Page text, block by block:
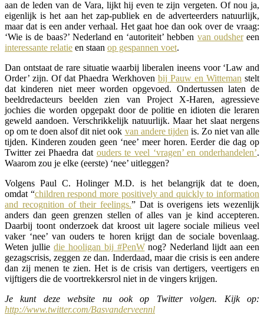
aan de leden van de Vara, lijkt hij even te zijn vergeten. Of nou ja,
eigenlijk is het aan het zap-publiek en de adverteerders natuurlijk,
maar dat is een ander verhaal. Het gaat hoe dan ook over de vraag:
‘Wie is de baas?’ Nederland en ‘autoriteit’ hebben van oudshereen
interessante relatie en staan op gespannen voet.
Dan ontstaat de rare situatie waarbij liberalen ineens voor ‘Law and
Order’ zijn. Of dat Phaedra Werkhoven bij Pauw en Witteman stelt
dat kinderen niet meer worden opgevoed. Ondertussen laten de
beeldredacteurs beelden zien van Project X-Haren, agressieve
jochies die worden opgepakt door de politie en idioten die leraren
geweld aandoen. Verschrikkelijk natuurlijk. Maar het slaat nergens
op om te doen alsof dit niet ook van andere tijden is. Zo niet van alle
tijden. Kinderen zouden geen ‘nee’ meer horen. Eerder die dag op
Twitter zei Phaedra dat ouders te veel ‘vragen’ en onderhandelen’.
Waarom zou je elke (eerste) ‘nee’ uitleggen?
Volgens Paul C. Holinger M.D. is het belangrijk dat te doen,
omdat “children respond more positively and quickly to information
and recognition of their feelings.” Dat is overigens iets wezenlijk
anders dan geen grenzen stellen of alles van je kind accepteren.
Daarbij toont onderzoek dat kroost uit lagere sociale milieus veel
vaker ‘nee’ van ouders te horen krijgt dan de sociale bovenlaag.
Weten jullie die hooligan bij #PenWnog? Nederland lijdt aan een
gezagscrisis, zeggen ze dan. Inderdaad, maar die crisis is een andere
dan zij menen te zien. Het is de crisis van dertigers, veertigers en
vijftigers die de voortrekkersrol niet in de vingers krijgen.
Je kunt deze website nu ook op Twitter volgen. Kijk op:
http://www.twitter.com/Basvanderveennl